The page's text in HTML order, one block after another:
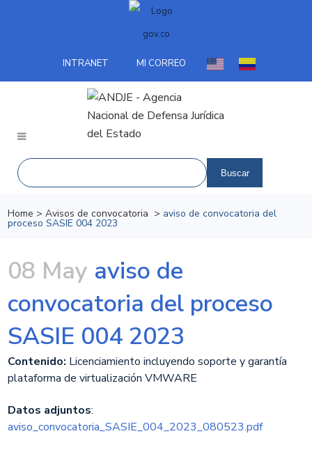
INTRANET MI CORREO
Home >Avisos de convocatoria > aviso de convocatoria del
proceso SASIE 004 2023
08 May aviso de
convocatoria del proceso
SASIE 004 2023
Contenido: Licenciamiento incluyendo soporte y garantía
plataforma de virtualización VMWARE
Datos adjuntos:
aviso_convocatoria_SASIE_004_2023_080523.pdf